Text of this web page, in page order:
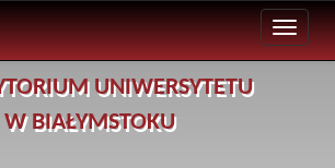
UNIWERSYTETU
W BIAŁYMSTOKU